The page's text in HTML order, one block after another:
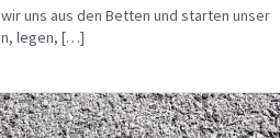
uns aus den Betten und starten unser
legen, […]